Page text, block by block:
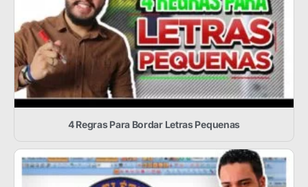
4 Regras Para Bordar Letras Pequenas